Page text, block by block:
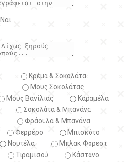
Κρέμα & Σοκολάτα
Μους Σοκολάτας
Μους Βανίλιας
Καραμέλα
Σοκολάτα & Μπανάνα
Φράουλα & Μπανάνα
Φερρέρο
Μπισκότο
Νουτέλα
Μπλακ Φόρεστ
Τιραμισού
Κάστανο